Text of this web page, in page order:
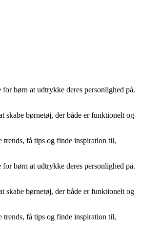
børn at udtrykke deres personlighed på.
skabe børnetøj, der både er funktionelt og
få tips og finde inspiration til,
børn at udtrykke deres personlighed på.
skabe børnetøj, der både er funktionelt og
få tips og finde inspiration til,